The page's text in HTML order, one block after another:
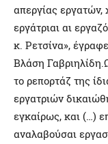
απεργίας
εργάτριαι αι
κ. Ρετσίνα»,
Βλάση
το ρεπορτάζ της
εργατριών
εγκαίρως, και (…)
αναλαβούσαι